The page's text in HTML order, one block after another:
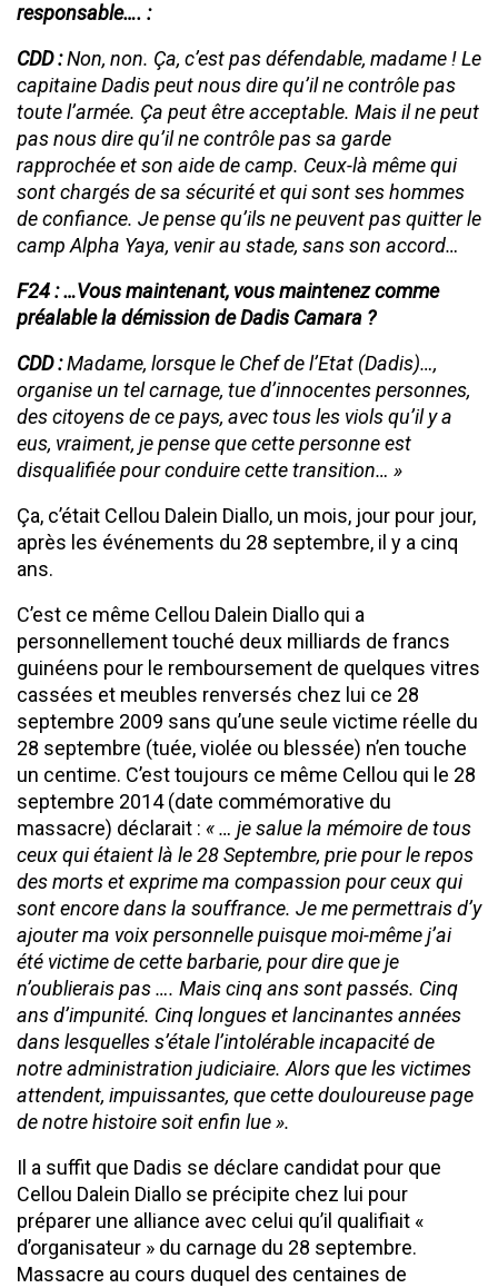
responsable…. :
CDD :Non, non. Ça, c’est pas défendable, madame ! Le
capitaine Dadis peut nous dire qu’il ne contrôle pas
toute l’armée. Ça peut être acceptable. Mais il ne peut
pas nous dire qu’il ne contrôle pas sa garde
rapprochée et son aide de camp. Ceux-là même qui
sont chargés de sa sécurité et qui sont ses hommes
de confiance. Je pense qu’ils ne peuvent pas quitter le
camp Alpha Yaya, venir au stade, sans son accord…
F24 : …Vous maintenant, vous maintenez comme
préalable la démission de Dadis Camara ?
CDD :Madame, lorsque le Chef de l’Etat (Dadis)…,
organise un tel carnage, tue d’innocentes personnes,
des citoyens de ce pays, avec tous les viols qu’il y a
eus, vraiment, je pense que cette personne est
disqualifiée pour conduire cette transition… »
Ça, c’était Cellou Dalein Diallo, un mois, jour pour jour,
après les événements du 28 septembre, il y a cinq
ans.
C’est ce même Cellou Dalein Diallo qui a
personnellement touché deux milliards de francs
guinéens pour le remboursement de quelques vitres
cassées et meubles renversés chez lui ce 28
septembre 2009 sans qu’une seule victime réelle du
28 septembre (tuée, violée ou blessée) n’en touche
un centime. C’est toujours ce même Cellou qui le 28
septembre 2014 (date commémorative du
massacre) déclarait : « … je salue la mémoire de tous
ceux qui étaient là le 28 Septembre, prie pour le repos
des morts et exprime ma compassion pour ceux qui
sont encore dans la souffrance. Je me permettrais d’y
ajouter ma voix personnelle puisque moi-même j’ai
été victime de cette barbarie, pour dire que je
n’oublierais pas …. Mais cinq ans sont passés. Cinq
ans d’impunité. Cinq longues et lancinantes années
dans lesquelles s’étale l’intolérable incapacité de
notre administration judiciaire. Alors que les victimes
attendent, impuissantes, que cette douloureuse page
de notre histoire soit enfin lue ».
Il a suffit que Dadis se déclare candidat pour que
Cellou Dalein Diallo se précipite chez lui pour
préparer une alliance avec celui qu’il qualifiait «
d’organisateur » du carnage du 28 septembre.
Massacre au cours duquel des centaines de